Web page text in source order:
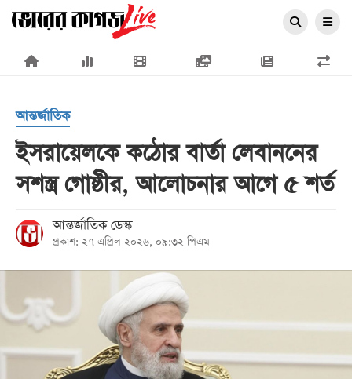
×
প্রচ্ছদ
জাতীয়
রাজনীতি
আন্তর্জাতিক
আন্তর্জাতিক
ইসরায়েলকে কঠোর বার্তা লেবাননের
সশস্ত্র গোষ্ঠীর, আলোচনার আগে ৫ শর্ত
আন্তর্জাতিক ডেস্ক
প্রকাশ: ২৭ এপ্রিল ২০২৬, ০৯:৩২ পিএম